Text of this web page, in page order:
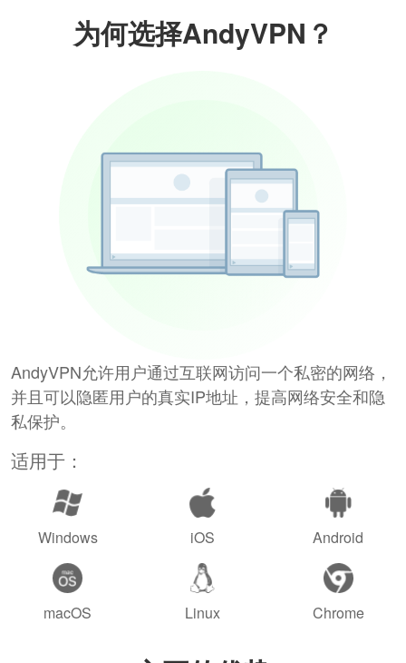
为何选择AndyVPN？
AndyVPN允许用户通过互联网访问一个私密的网络，
并且可以隐匿用户的真实IP地址，提高网络安全和隐
私保护。
适用于：
Windows iOS Android
macOS Linux Chrome